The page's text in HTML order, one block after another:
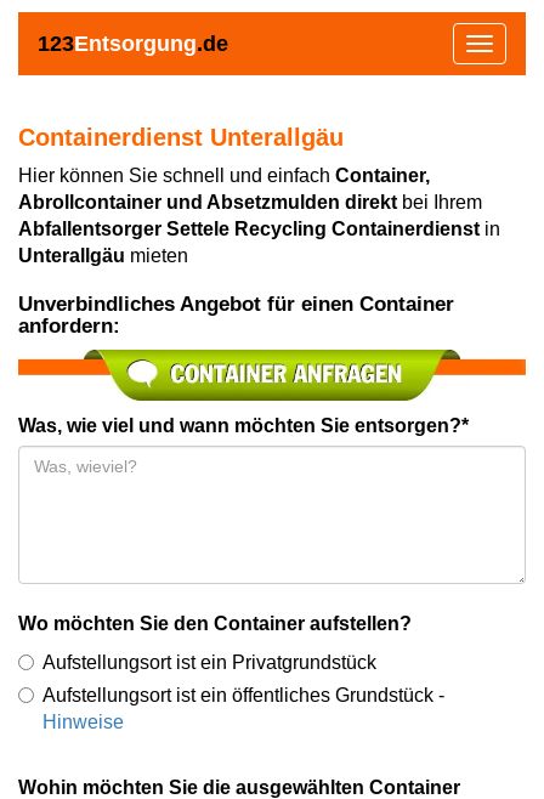
123Entsorgung.de
Toggle
Containerdienst Unterallgäu
Hier können Sie schnell und einfach Container,
Abrollcontainer und Absetzmulden direkt bei Ihrem
Abfallentsorger Settele Recycling Containerdienst in
Unterallgäu mieten
Unverbindliches Angebot für einen Container
anfordern:
Was, wie viel und wann möchten Sie entsorgen?*
Wo möchten Sie den Container aufstellen?
Aufstellungsort ist ein Privatgrundstück
Aufstellungsort ist ein öffentliches Grundstück -
Hinweise
Wohin möchten Sie die ausgewählten Container